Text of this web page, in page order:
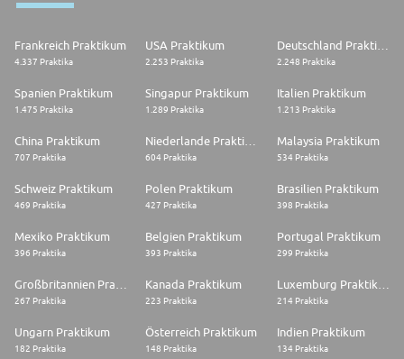
Frankreich Praktikum
4.337 Praktika
USA Praktikum
2.253 Praktika
Deutschland Praktikum
2.248 Praktika
Spanien Praktikum
1.475 Praktika
Singapur Praktikum
1.289 Praktika
Italien Praktikum
1.213 Praktika
China Praktikum
707 Praktika 604 Praktika
Malaysia Praktikum
534 Praktika
Schweiz Praktikum
469 Praktika
Polen Praktikum
427 Praktika
Brasilien Praktikum
398 Praktika
Mexiko Praktikum
396 Praktika
Belgien Praktikum
393 Praktika
Portugal Praktikum
299 Praktika
267 Praktika
Kanada Praktikum
223 Praktika 214 Praktika
Ungarn Praktikum
182 Praktika
Österreich Praktikum
148 Praktika
Indien Praktikum
134 Praktika